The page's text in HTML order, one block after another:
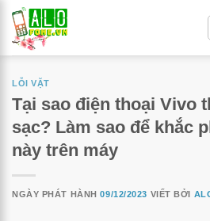
LỖI VẶT
Tại sao điện thoại Vivo
sạc? Làm sao để khắc
này trên máy
NGÀY PHÁT HÀNH09/12/2023 VIẾT BỞI